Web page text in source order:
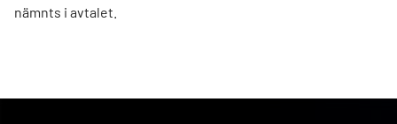
nämnts i avtalet.